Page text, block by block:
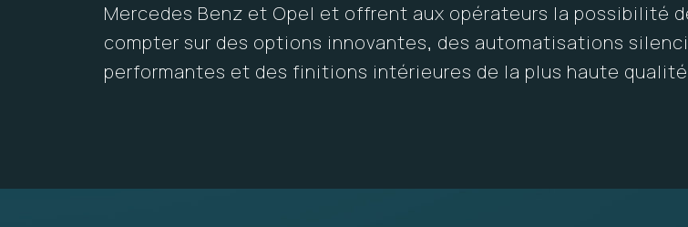
Mercedes Benz et Opel et offrent aux opérateurs la possibilité
compter sur des options innovantes, des automatisations
performantes et des finitions intérieures de la plus haute